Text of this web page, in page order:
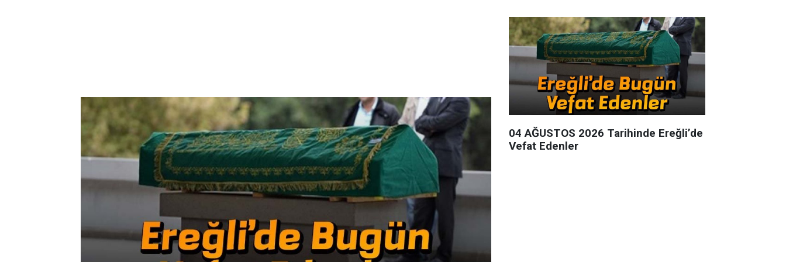
04 AĞUSTOS 2026 Tarihinde Ereğli’de
Vefat Edenler